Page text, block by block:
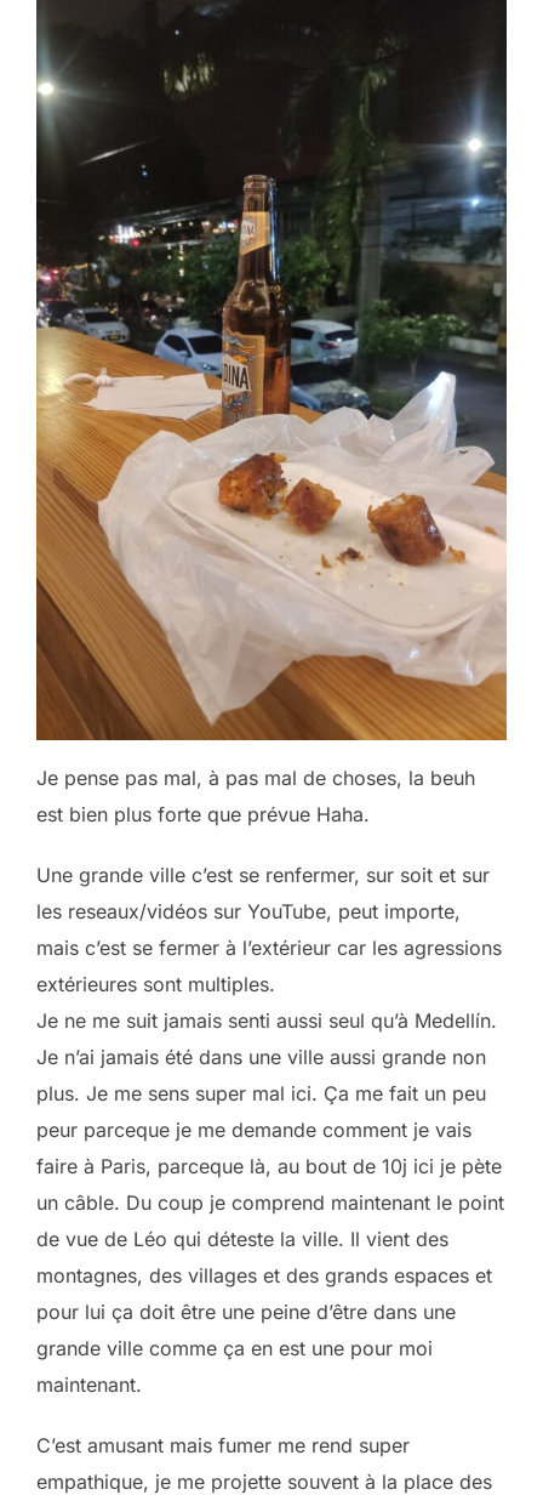
Je pense pas mal, à pas mal de choses, la beuh
est bien plus forte que prévue Haha.
Une grande ville c’est se renfermer, sur soit et sur
les reseaux/vidéos sur YouTube, peut importe,
mais c’est se fermer à l’extérieur car les agressions
extérieures sont multiples.
Je ne me suit jamais senti aussi seul qu’à Medellín.
Je n’ai jamais été dans une ville aussi grande non
plus. Je me sens super mal ici. Ça me fait un peu
peur parceque je me demande comment je vais
faire à Paris, parceque là, au bout de 10j ici je pète
un câble. Du coup je comprend maintenant le point
de vue de Léo qui déteste la ville. Il vient des
montagnes, des villages et des grands espaces et
pour lui ça doit être une peine d’être dans une
grande ville comme ça en est une pour moi
maintenant.
C’est amusant mais fumer me rend super
empathique, je me projette souvent à la place des